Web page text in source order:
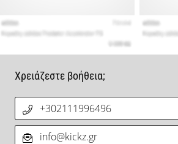
Χρειάζεστε βοήθεια;
+302111996496
info@kickz.gr